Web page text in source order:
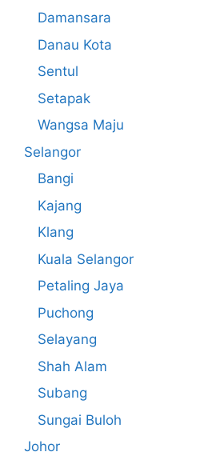
Damansara
Danau Kota
Sentul
Setapak
Wangsa Maju
Selangor
Bangi
Kajang
Klang
Kuala Selangor
Petaling Jaya
Puchong
Selayang
Shah Alam
Subang
Sungai Buloh
Johor